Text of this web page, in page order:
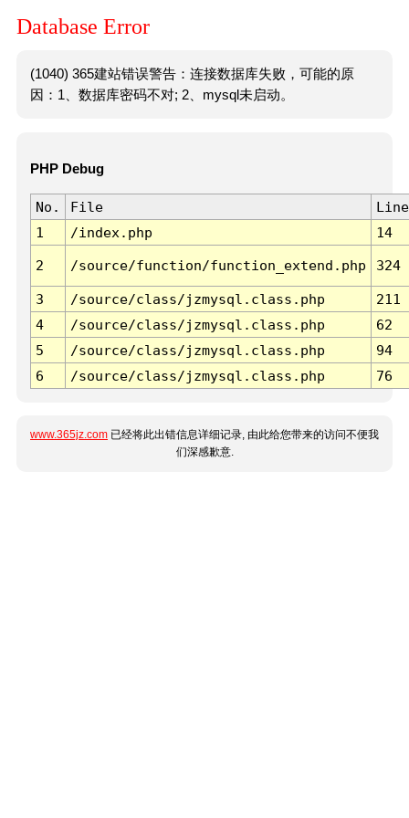
Database Error
(1040) 365建站错误警告：连接数据库失败，可能的原
因：1、数据库密码不对; 2、mysql未启动。
PHP Debug
No. File
Line
1
/index.php 14
2 /source/function/function_extend.php 324
3 /source/class/jzmysql.class.php
211
4
/source/class/jzmysql.class.php
62
5
/source/class/jzmysql.class.php
94
6
/source/class/jzmysql.class.php 76
www.365jz.com 已经将此出错信息详细记录, 由此给您带来的访问不便我
们深感歉意.